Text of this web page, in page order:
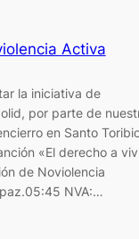
Activa
la iniciativa de
por parte de
en Santo
«El derecho a
de Noviolencia
NVA:…